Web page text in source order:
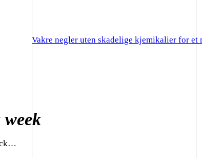
Vakre negler uten skadelige kjemikalier for